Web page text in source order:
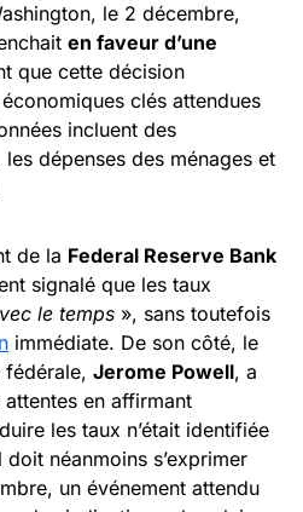
le 2 décembre,
en faveur d’une
que cette décision
clés attendues
incluent des
les dépenses des ménages et
de la Federal Reserve Bank
signalé que les taux
le temps », sans toutefois
immédiate. De son côté, le
fédérale, Jerome Powell, a
en affirmant
les taux n’était identifiée
néanmoins s’exprimer
un événement attendu